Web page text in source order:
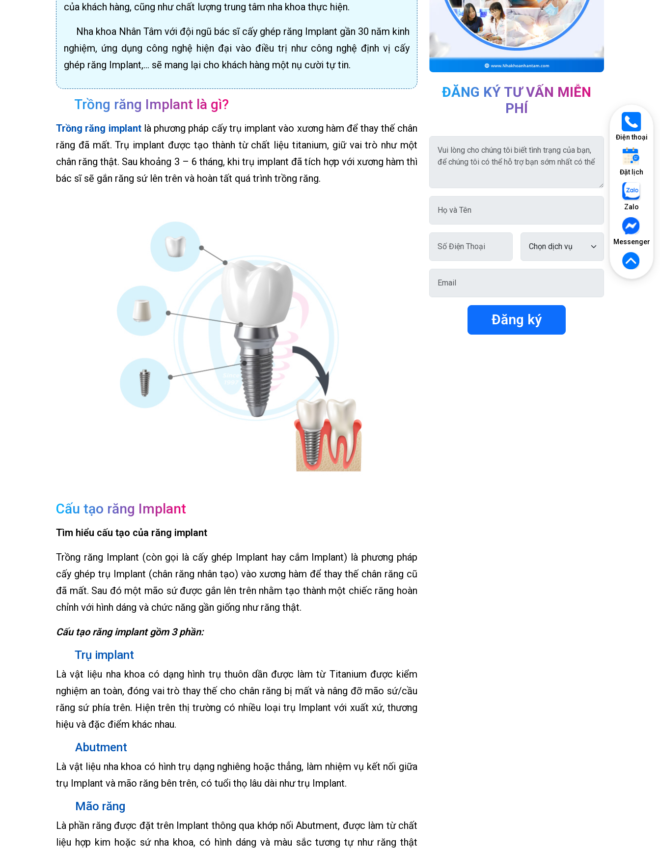
Điện thoại
Đặt lịch
Zalo
Messenger
của khách hàng, cũng như chất lượng trung tâm nha khoa thực hiện.
Nha khoa Nhân Tâm với đội ngũ bác sĩ cấy ghép răng Implant gần 30 năm kinh
nghiệm, ứng dụng công nghệ hiện đại vào điều trị như công nghệ định vị cấy
ghép răng Implant,… sẽ mang lại cho khách hàng một nụ cười tự tin.
Trồng răng Implant là gì?
Trồng răng implantlà phương pháp cấy trụ implant vào xương hàm để thay thế chân
răng đã mất. Trụ implant được tạo thành từ chất liệu titanium, giữ vai trò như một
chân răng thật. Sau khoảng 3 – 6 tháng, khi trụ implant đã tích hợp với xương hàm thì
bác sĩ sẽ gắn răng sứ lên trên và hoàn tất quá trình trồng răng.
Cấu tạo răng Implant
Tìm hiểu cấu tạo của răng implant
Trồng răng Implant (còn gọi là cấy ghép Implant hay cắm Implant) là phương pháp
cấy ghép trụ Implant (chân răng nhân tạo) vào xương hàm để thay thế chân răng cũ
đã mất. Sau đó một mão sứ được gắn lên trên nhằm tạo thành một chiếc răng hoàn
chỉnh với hình dáng và chức năng gần giống như răng thật.
Cấu tạo răng implant gồm 3 phần:
Trụ implant
Là vật liệu nha khoa có dạng hình trụ thuôn dần được làm từ Titanium được kiểm
nghiệm an toàn, đóng vai trò thay thế cho chân răng bị mất và nâng đỡ mão sứ/cầu
răng sứ phía trên. Hiện trên thị trường có nhiều loại trụ Implant với xuất xứ, thương
hiệu và đặc điểm khác nhau.
Abutment
Là vật liệu nha khoa có hình trụ dạng nghiêng hoặc thẳng, làm nhiệm vụ kết nối giữa
trụ Implant và mão răng bên trên, có tuổi thọ lâu dài như trụ Implant.
Mão răng
Là phần răng được đặt trên Implant thông qua khớp nối Abutment, được làm từ chất
liệu hợp kim hoặc sứ nha khoa, có hình dáng và màu sắc tương tự như răng thật
ĐĂNG KÝ TƯ VẤN MIỄN
PHÍ
Đăng ký